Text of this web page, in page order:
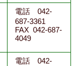
電話 042-
687-3361
FAX 042-687-
4049
電話 042-